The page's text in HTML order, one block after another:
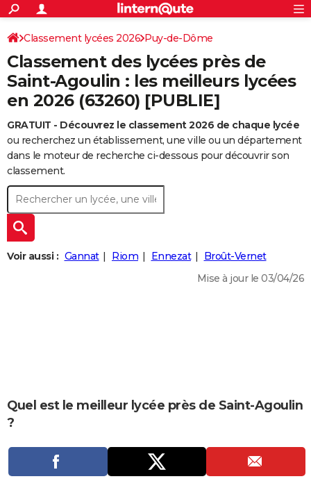
ACTUALITÉS
Politique
Société
Faits Divers
Education
Monde
Villes
+
SPORT
Coupe du monde 2026
Football
Tennis
Cyclisme
Rugby
Forum
CULTURE
Programme TV
TNT
Streaming
Cinéma
Sorties cinéma
Musique
+
FINANCE
Retraite
Impôts
Epargne
Immobilier
Risques naturels par ville
Banque
Assurance
Crédit
AUTO
Essais
Réserver un essai
Citadines
Berlines
SUV
Forum auto
+
HIGH-TECH
BRICOLAGE
Forum
Aménagement intérieur
Extérieur
Cuisine
Salle de bains
Jardinage
Rangement
+WEEK-END
Guides de France
Escapades
Patrimoine
Expositions
Musées
Week-end nature
+
LIFESTYLE
CARTE DE VOEUX
Dictionnaire
Biographies
Expressions
Proverbes
PROGRAMME TV
S'inscrire
Connexion
Classement lycées 2026 Puy-de-Dôme
Classement des lycées près de
Saint-Agoulin : les meilleurs lycées
en 2026 (63260) [PUBLIE]
GRATUIT - Découvrez le classement 2026 de chaque lycée
ou recherchez un établissement, une ville ou un département
dans le moteur de recherche ci-dessous pour découvrir son
classement.
Voir aussi : Gannat Riom Ennezat
Broût-Vernet
Mise à jour le 03/04/26
Quel est le meilleur lycée près de Saint-Agoulin
?